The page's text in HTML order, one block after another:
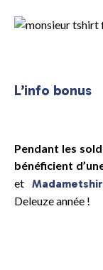
L’info bonus
Pendant les
bénéficient
et
Deleuze année !